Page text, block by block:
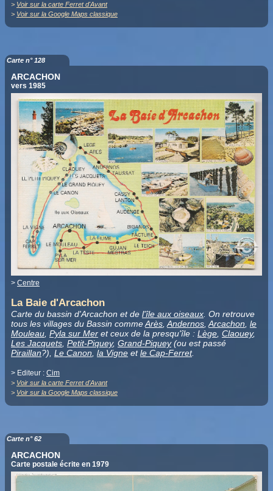
> Voir sur la carte Ferret d'Avant
> Voir sur la Google Maps classique
Carte n° 128
ARCACHON
vers 1985
> Centre
La Baie d'Arcachon
Carte du bassin d'Arcachon et de l'île aux oiseaux. On retrouve
tous les villages du Bassin commeArès,Andernos,Arcachon, le
Mouleau, Pyla sur Mer et ceux de la presqu'île : Lège, Claouey,
Les Jacquets, Petit-Piquey, Grand-Piquey(ou est passé
Piraillan?), Le Canon, la Vigne etle Cap-Ferret.
> Editeur : Cim
> Voir sur la carte Ferret d'Avant
> Voir sur la Google Maps classique
Carte n° 62
ARCACHON
Carte postale écrite en 1979